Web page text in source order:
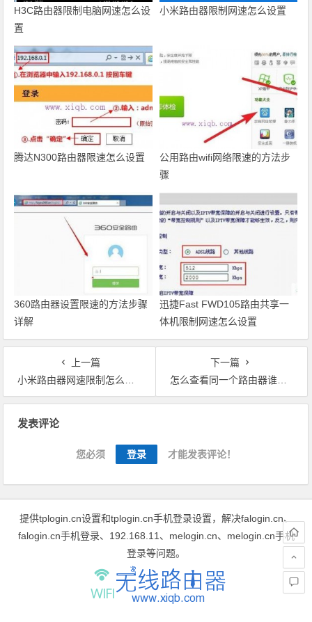
H3C路由器限制电脑网速怎么设
置
小米路由器限制网速怎么设置
腾达N300路由器限速怎么设置
公用路由wifi网络限速的方法步
骤
360路由器设置限速的方法步骤
详解
迅捷Fast FWD105路由共享一
体机限制网速怎么设置
上一篇
小米路由器网速限制怎么设置
下一篇
怎么查看同一个路由器谁在占用网速
发表评论
您必须 登录 才能发表评论！
提供tplogin.cn设置和tplogin.cn手机登录设置，解决falogin.cn、
falogin.cn手机登录、192.168.11、melogin.cn、melogin.cn手机
登录等问题。